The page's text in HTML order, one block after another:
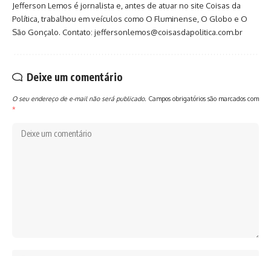
Jefferson Lemos é jornalista e, antes de atuar no site Coisas da
Política, trabalhou em veículos como O Fluminense, O Globo e O
São Gonçalo. Contato: jeffersonlemos@coisasdapolitica.com.br
Deixe um comentário
O seu endereço de e-mail não será publicado. Campos obrigatórios são marcados com
*